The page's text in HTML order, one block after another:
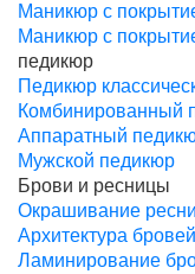
Маникюр с
Маникюр с
педикюр
Педикюр
Комбинированный
Аппаратный
Мужской педикюр
Брови и ресницы
Окрашивание
Архитектура бровей
Ламинирование